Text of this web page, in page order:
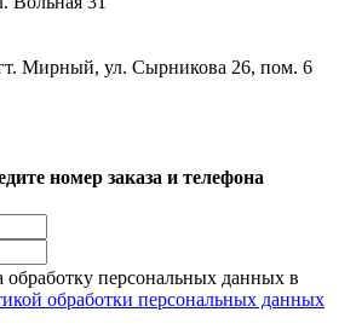
Мирный, ул. Сырникова 26, пом. 6
номер заказа и телефона
обработку персональных данных в
обработки персональных данных